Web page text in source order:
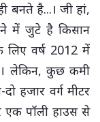
बनते है...। जी हां,
में जुटे है किसान
लिए वर्ष 2012 में
लेकिन, कुछ कमी
हजार वर्ग मीटर
एक पॉली हाउस से